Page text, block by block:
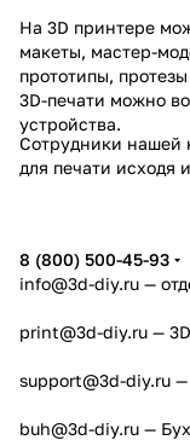
На 3D принтере
макеты, мастер-
прототипы,
3D-печати можно
устройства.
Сотрудники нашей
для печати исходя
8 (800) 500-45-93
info@3d-diy.ru —
print@3d-diy.ru —
support@3d-diy.ru —
buh@3d-diy.ru —